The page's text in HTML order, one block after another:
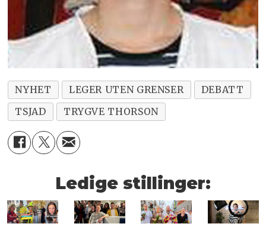
NYHET LEGER UTEN GRENSER
DEBATT
TSJAD
TRYGVE THORSON
Ledige stillinger: